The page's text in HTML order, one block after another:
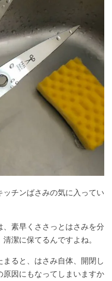
チンばさみの気に入ってい
素早くささっとはさみを分
潔に保てるんですよね。
ると、はさみ自体、開閉し
因にもなってしまいますか